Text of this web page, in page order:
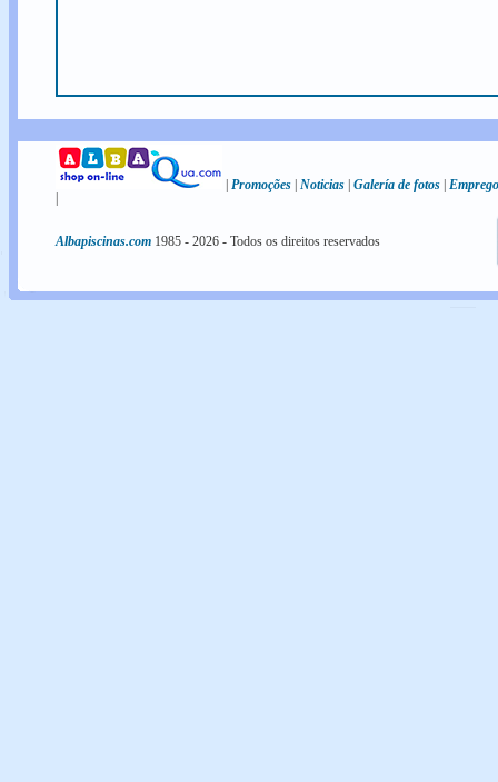
Promoções Noticias Galería de fotos Emprego
Albapiscinas.com 1985 - 2026 - Todos os direitos reservados